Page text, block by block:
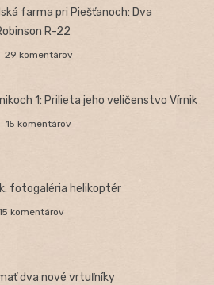
farma pri Piešťanoch: Dva
R-22
29 komentárov
1: Prilieta jeho veličenstvo Vírnik
15 komentárov
fotogaléria helikoptér
komentárov
dva nové vrtuľníky